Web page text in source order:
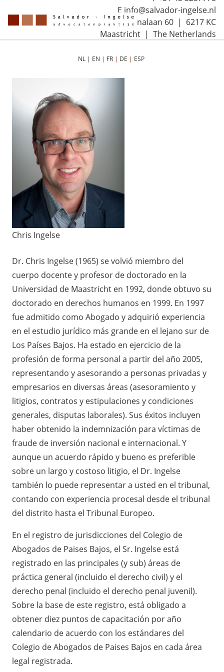
E info@salvador-ingelse.nl
Sint Annalaan 60 | 6217 KC
Maastricht | The Netherlands
NL | EN | FR | DE | ESP
Chris Ingelse
Dr. Chris Ingelse (1965) se volvió miembro del
cuerpo docente y profesor de doctorado en la
Universidad de Maastricht en 1992, donde obtuvo su
doctorado en derechos humanos en 1999. En 1997
fue admitido como Abogado y adquirió experiencia
en el estudio jurídico más grande en el lejano sur de
Los Países Bajos. Ha estado en ejercicio de la
profesión de forma personal a partir del año 2005,
representando y asesorando a personas privadas y
empresarios en diversas áreas (asesoramiento y
litigios, contratos y estipulaciones y condiciones
generales, disputas laborales). Sus éxitos incluyen
haber obtenido la indemnización para víctimas de
fraude de inversión nacional e internacional. Y
aunque un acuerdo rápido y bueno es preferible
sobre un largo y costoso litigio, el Dr. Ingelse
también lo puede representar a usted en el tribunal,
contando con experiencia procesal desde el tribunal
del distrito hasta el Tribunal Europeo.
En el registro de jurisdicciones del Colegio de
Abogados de Paises Bajos, el Sr. Ingelse está
registrado en las principales (y sub) áreas de
práctica general (incluido el derecho civil) y el
derecho penal (incluido el derecho penal juvenil).
Sobre la base de este registro, está obligado a
obtener diez puntos de capacitación por año
calendario de acuerdo con los estándares del
Colegio de Abogados de Paises Bajos en cada área
legal registrada.